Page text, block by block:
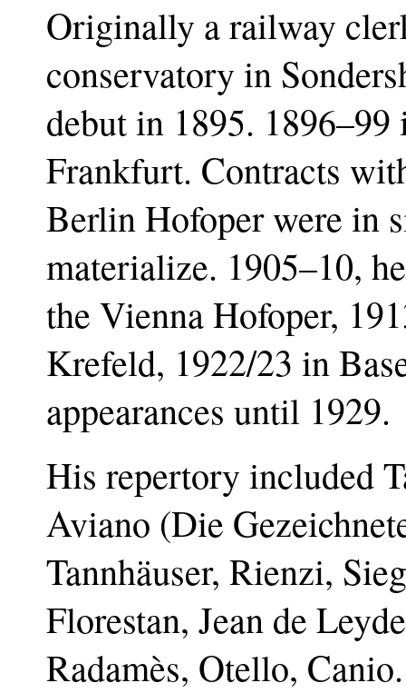
Originally a railway
conservatory in
debut in 1895.
Frankfurt. Contracts
Berlin Hofoper were in
materialize. 1905–10,
the Vienna Hofoper,
Krefeld, 1922/23 in
appearances until 1929.
His repertory included
Aviano (Die
Tannhäuser, Rienzi,
Florestan, Jean de
Radamès, Otello, Canio.